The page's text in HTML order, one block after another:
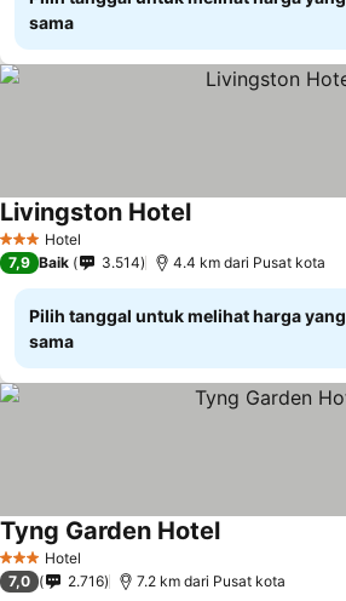
sama
3 BintangHotel
Livingston HotelLihat harga
7,9 Baik 3.514 4.4 km dari Pusat kota
Pilih tanggal untuk melihat harga yang
sama
3 BintangHotel
Tyng Garden HotelLihat harga
7,0 2.716 7.2 km dari Pusat kota